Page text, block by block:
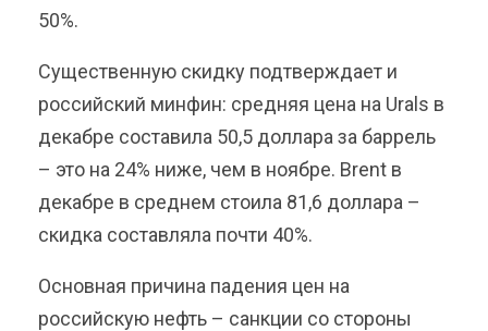
50%.
Существенную скидку подтверждает и
российский минфин: средняя цена на Urals в
декабре составила 50,5 доллара за баррель
– это на 24% ниже, чем в ноябре. Brent в
декабре в среднем стоила 81,6 доллара –
скидка составляла почти 40%.
Основная причина падения цен на
российскую нефть – санкции со стороны